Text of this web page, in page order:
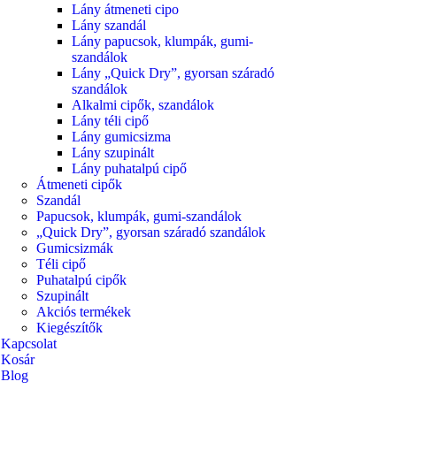
Lány átmeneti cipo
Lány szandál
Lány papucsok, klumpák, gumi-
szandálok
Lány „Quick Dry”, gyorsan száradó
szandálok
Alkalmi cipők, szandálok
Lány téli cipő
Lány gumicsizma
Lány szupinált
Lány puhatalpú cipő
Átmeneti cipők
Szandál
Papucsok, klumpák, gumi-szandálok
„Quick Dry”, gyorsan száradó szandálok
Gumicsizmák
Téli cipő
Puhatalpú cipők
Szupinált
Akciós termékek
Kiegészítők
Kapcsolat
Kosár
Blog